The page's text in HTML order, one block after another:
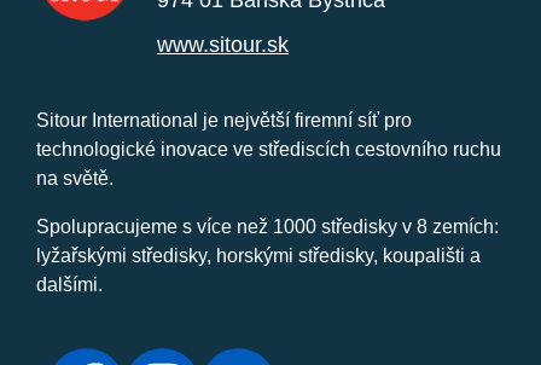
www.sitour.sk
Sitour International je největší firemní síť pro
technologické inovace ve střediscích cestovního ruchu
na světě.
Spolupracujeme s více než 1000 středisky v 8 zemích:
lyžařskými středisky, horskými středisky, koupališti a
dalšími.